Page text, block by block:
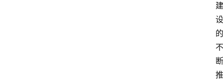
建
设
的
不
断
推